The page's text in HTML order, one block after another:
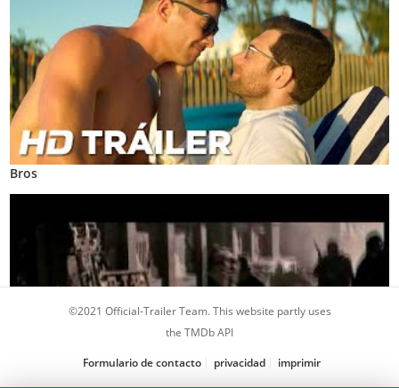
Bros
©2021 Official-Trailer Team. This website partly uses
the TMDb API
Formulario de contacto
privacidad imprimir